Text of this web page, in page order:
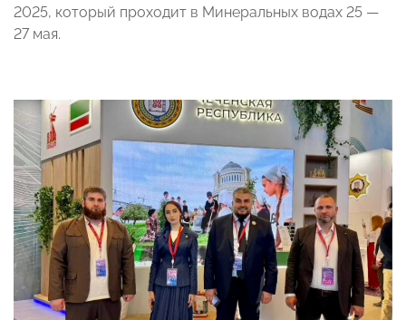
2025, который проходит в Минеральных водах 25 —
27 мая.